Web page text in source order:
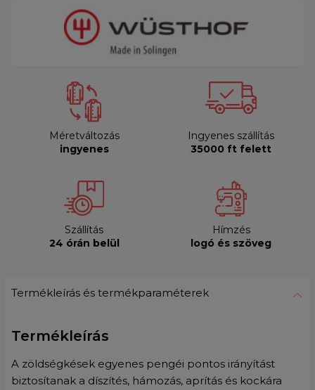
Méretváltozás
ingyenes
Ingyenes szállítás
35000 ft felett
Szállítás
24 órán belül
Hímzés
logó és szöveg
Termékleírás és termékparaméterek
Termékleírás
A zöldségkések egyenes pengéi pontos irányítást
biztosítanak a díszítés, hámozás, aprítás és kockára